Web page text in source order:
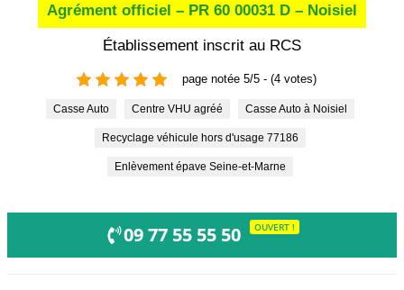
Agrément officiel – PR 60 00031 D – Noisiel
Établissement inscrit au RCS
page notée 5/5 - (4 votes)
Casse Auto Centre VHU agréé Casse Auto à Noisiel
Recyclage véhicule hors d'usage 77186
Enlèvement épave Seine-et-Marne
09 77 55 55 50 OUVERT !